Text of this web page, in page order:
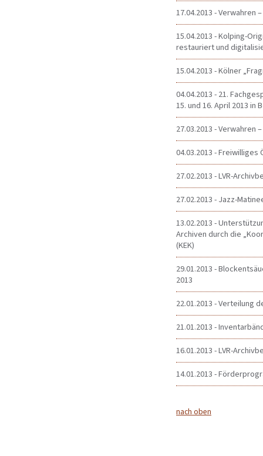
17.04.2013 - Verwahren
15.04.2013 - Kolping-
restauriert und
15.04.2013 - Kölner
04.04.2013 - 21.
15. und 16. April 2013 in
27.03.2013 - Verwahren
04.03.2013 -
27.02.2013 - LVR-
27.02.2013 - Jazz-
13.02.2013 -
Archiven durch die
(KEK)
29.01.2013 -
2013
22.01.2013 - Verteilung
21.01.2013 -
16.01.2013 - LVR-
14.01.2013 -
nach oben